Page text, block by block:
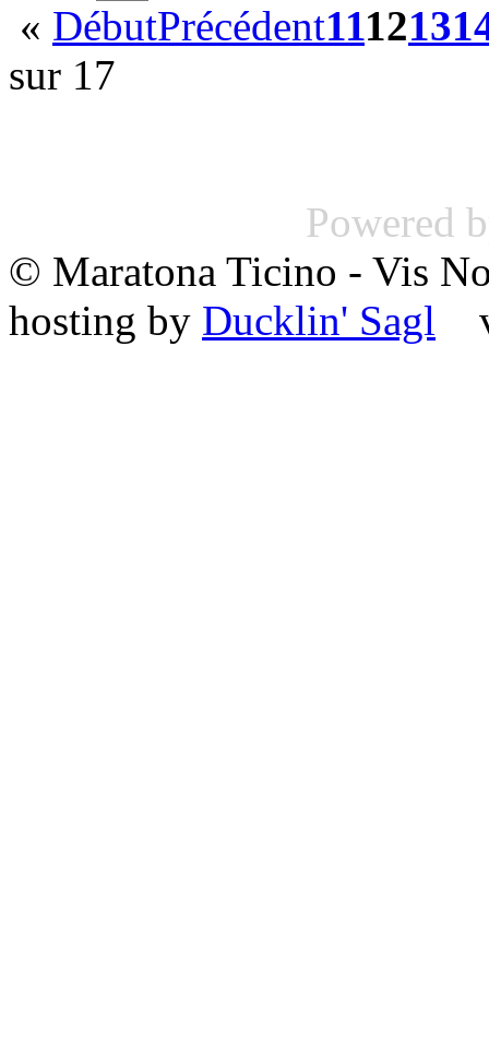
« DébutPrécédent111213
sur 17
Powered
© Maratona Ticino - Vis
hosting by Ducklin' Sagl